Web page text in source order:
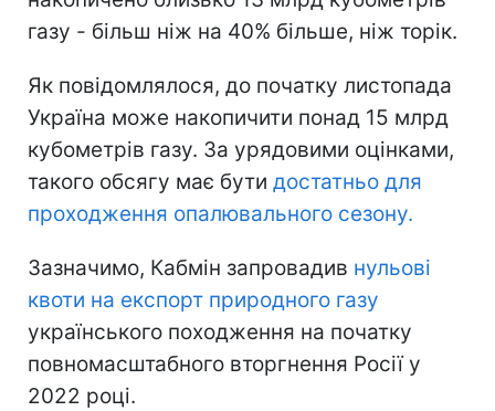
газу - більш ніж на 40% більше, ніж торік.
Як повідомлялося, до початку листопада
Україна може накопичити понад 15 млрд
кубометрів газу. За урядовими оцінками,
такого обсягу має бути достатньо для
проходження опалювального сезону.
Зазначимо, Кабмін запровадив нульові
квоти на експорт природного газу
українського походження на початку
повномасштабного вторгнення Росії у
2022 році.